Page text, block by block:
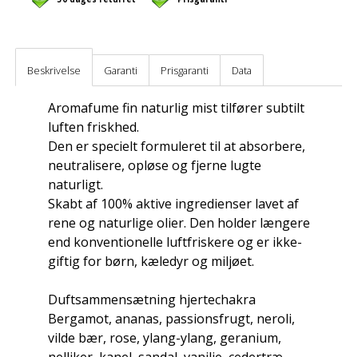
Beskrivelse Garanti Prisgaranti Data
Aromafume fin naturlig mist tilfører subtilt
luften friskhed.
Den er specielt formuleret til at absorbere,
neutralisere, opløse og fjerne lugte
naturligt.
Skabt af 100% aktive ingredienser lavet af
rene og naturlige olier. Den holder længere
end konventionelle luftfriskere og er ikke-
giftig for børn, kæledyr og miljøet.
Duftsammensætning hjertechakra
Bergamot, ananas, passionsfrugt, neroli,
vilde bær, rose, ylang-ylang, geranium,